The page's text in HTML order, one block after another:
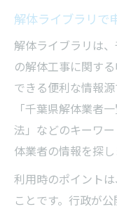
解体ライブラリで
解体ライブラリは
の解体工事に関す
できる便利な情報
「千葉県解体業者
法」などのキーワ
体業者の情報を探し
利用時のポイント
ことです。行政が